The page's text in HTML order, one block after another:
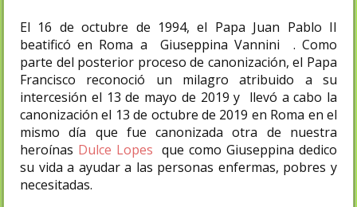
El 16 de octubre de 1994, el Papa Juan Pablo II
beatificó en Roma a Giuseppina Vannini . Como
parte del posterior proceso de canonización, el Papa
Francisco reconoció un milagro atribuido a su
intercesión el 13 de mayo de 2019 y llevó a cabo la
canonización el 13 de octubre de 2019 en Roma en el
mismo día que fue canonizada otra de nuestra
heroínas Dulce Lopes que como Giuseppina dedico
su vida a ayudar a las personas enfermas, pobres y
necesitadas.